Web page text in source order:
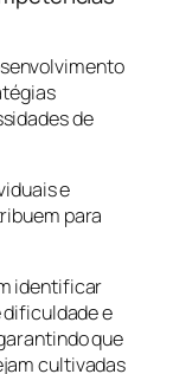
de
e
para
identificar
e
que
cultivadas